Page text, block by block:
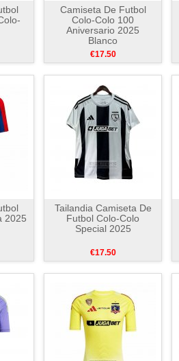
Camiseta De Futbol
Colo-Colo 100
Aniversario 2025
Blanco
€17.50
2025
Tailandia Camiseta De
Futbol Colo-Colo
Special 2025
€17.50